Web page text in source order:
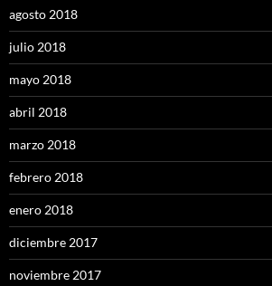
agosto 2018
julio 2018
mayo 2018
abril 2018
marzo 2018
febrero 2018
enero 2018
diciembre 2017
noviembre 2017